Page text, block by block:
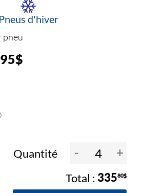
Pneus d'hiver
pneu
95$
Quantité - +
33580$